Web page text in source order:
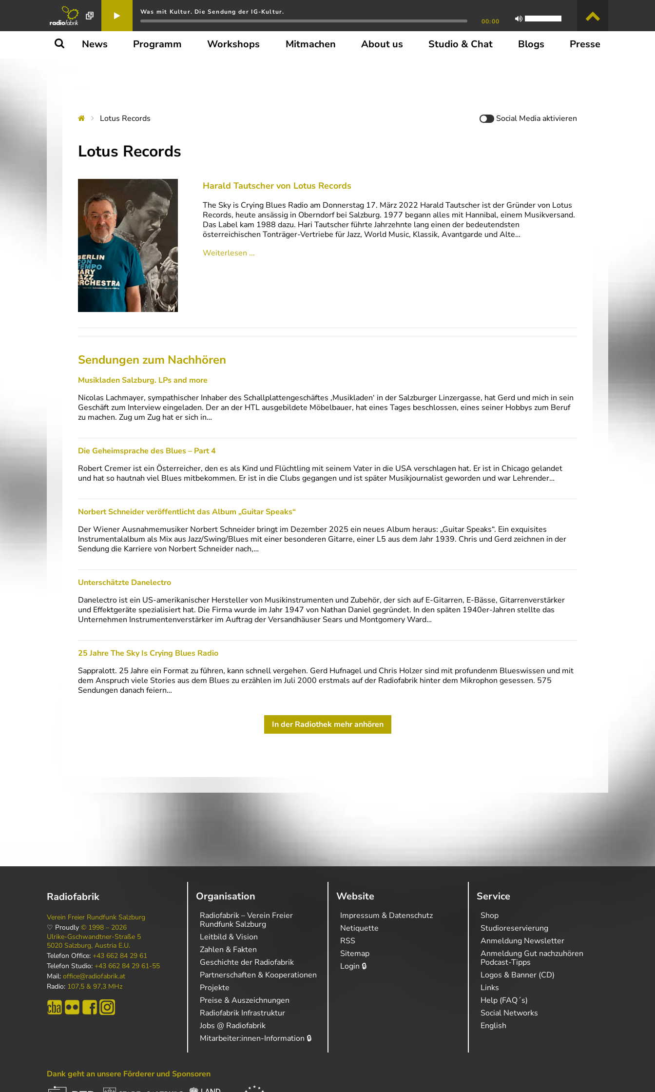
Was mit Kultur. Die Sendung der IG-Kultur.
00:00
News Programm Workshops Mitmachen About us Studio & Chat Blogs Presse
Lotus Records Social Mediaaktivieren
Lotus Records
Harald Tautscher von Lotus Records
The Sky is Crying Blues Radio am Donnerstag 17. März 2022 Harald Tautscher ist der Gründer von Lotus
Records, heute ansässig in Oberndorf bei Salzburg. 1977 begann alles mit Hannibal, einem Musikversand.
Das Label kam 1988 dazu. Hari Tautscher führte Jahrzehnte lang einen der bedeutendsten
österreichischen Tonträger-Vertriebe für Jazz, World Music, Klassik, Avantgarde und Alte…
Weiterlesen ...
Sendungen zum Nachhören
Musikladen Salzburg. LPs and more
Nicolas Lachmayer, sympathischer Inhaber des Schallplattengeschäftes ‚Musikladen‘ in der Salzburger Linzergasse, hat Gerd und mich in sein
Geschäft zum Interview eingeladen. Der an der HTL ausgebildete Möbelbauer, hat eines Tages beschlossen, eines seiner Hobbys zum Beruf
zu machen. Zug um Zug hat er sich in…
Die Geheimsprache des Blues – Part 4
Robert Cremer ist ein Österreicher, den es als Kind und Flüchtling mit seinem Vater in die USA verschlagen hat. Er ist in Chicago gelandet
und hat so hautnah viel Blues mitbekommen. Er ist in die Clubs gegangen und ist später Musikjournalist geworden und war Lehrender…
Norbert Schneider veröffentlicht das Album „Guitar Speaks“
Der Wiener Ausnahmemusiker Norbert Schneider bringt im Dezember 2025 ein neues Album heraus: „Guitar Speaks“. Ein exquisites
Instrumentalalbum als Mix aus Jazz/Swing/Blues mit einer besonderen Gitarre, einer L5 aus dem Jahr 1939. Chris und Gerd zeichnen in der
Sendung die Karriere von Norbert Schneider nach,…
Unterschätzte Danelectro
Danelectro ist ein US-amerikanischer Hersteller von Musikinstrumenten und Zubehör, der sich auf E-Gitarren, E-Bässe, Gitarrenverstärker
und Effektgeräte spezialisiert hat. Die Firma wurde im Jahr 1947 von Nathan Daniel gegründet. In den späten 1940er-Jahren stellte das
Unternehmen Instrumentenverstärker im Auftrag der Versandhäuser Sears und Montgomery Ward…
25 Jahre The Sky Is Crying Blues Radio
Sappralott. 25 Jahre ein Format zu führen, kann schnell vergehen. Gerd Hufnagel und Chris Holzer sind mit profundenm Blueswissen und mit
dem Anspruch viele Stories aus dem Blues zu erzählen im Juli 2000 erstmals auf der Radiofabrik hinter dem Mikrophon gesessen. 575
Sendungen danach feiern…
In der Radiothek mehr anhören
Radiofabrik
Verein Freier Rundfunk Salzburg
♡ Proudly © 1998 – 2026
Ulrike-Gschwandtner-Straße 5
5020 Salzburg, Austria E.U.
Telefon Office: +43 662 84 29 61
Telefon Studio: +43 662 84 29 61-55
Mail: office@radiofabrik.at
Radio: 107,5 & 97,3 MHz
Organisation
Radiofabrik – Verein Freier
Rundfunk Salzburg
Leitbild & Vision
Zahlen & Fakten
Geschichte der Radiofabrik
Partnerschaften & Kooperationen
Projekte
Preise & Auszeichnungen
Radiofabrik Infrastruktur
Jobs @ Radiofabrik
Mitarbeiter:innen-Information 🔒
Website
Impressum & Datenschutz
Netiquette
RSS
Sitemap
Login 🔒
Service
Shop
Studioreservierung
Anmeldung Newsletter
Anmeldung Gut nachzuhören
Podcast-Tipps
Logos & Banner (CD)
Links
Help (FAQ´s)
Social Networks
English
Dank geht an unsere Förderer und Sponsoren